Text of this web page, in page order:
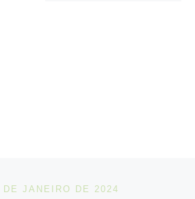
JANEIRO DE 2024